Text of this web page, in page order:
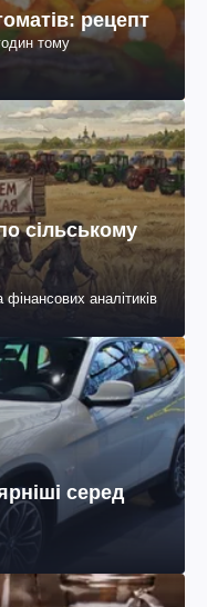
рецепт
тому
сільському
аналітиків
серед